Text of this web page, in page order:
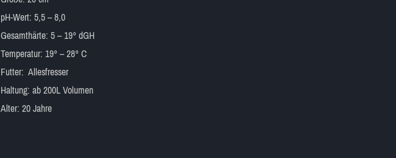
pH-Wert: 5,5 – 8,0
Gesamthärte: 5 – 19° dGH
Temperatur: 19° – 28° C
Futter: Allesfresser
Haltung: ab 200L Volumen
Alter: 20 Jahre